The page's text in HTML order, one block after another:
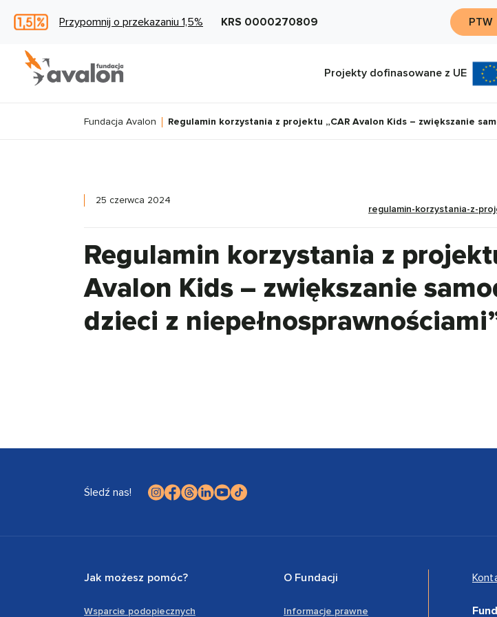
Przypomnij o przekazaniu 1,5% KRS 0000270809 PTW
Projekty dofinasowane z UE
Fundacja Avalon Regulamin korzystania z projektu „CAR Avalon Kids – zwiększanie
25 czerwca 2024
regulamin-korzystania-z-
Regulamin korzystania z
Avalon Kids – zwiększanie
dzieci z
Śledź nas!
Jak możesz pomóc?
Wsparcie podopiecznych
O Fundacji
Informacje prawne